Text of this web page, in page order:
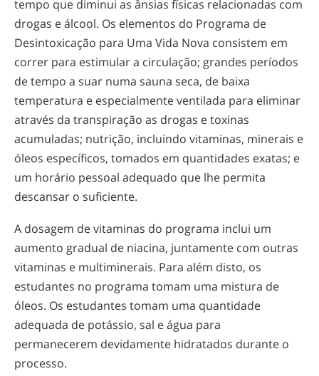
tempo que diminui as ânsias físicas relacionadas com
drogas e álcool. Os elementos do Programa de
Desintoxicação para Uma Vida Nova consistem em
correr para estimular a circulação; grandes períodos
de tempo a suar numa sauna seca, de baixa
temperatura e especialmente ventilada para eliminar
através da transpiração as drogas e toxinas
acumuladas; nutrição, incluindo vitaminas, minerais e
óleos específicos, tomados em quantidades exatas; e
um horário pessoal adequado que lhe permita
descansar o suficiente.
A dosagem de vitaminas do programa inclui um
aumento gradual de niacina, juntamente com outras
vitaminas e multiminerais. Para além disto, os
estudantes no programa tomam uma mistura de
óleos. Os estudantes tomam uma quantidade
adequada de potássio, sal e água para
permanecerem devidamente hidratados durante o
processo.